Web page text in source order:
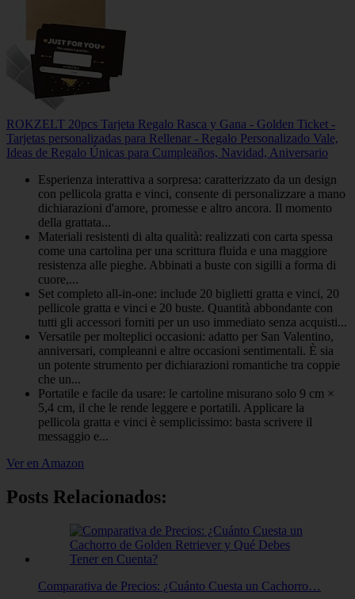
ROKZELT 20pcs Tarjeta Regalo Rasca y Gana - Golden Ticket -
Tarjetas personalizadas para Rellenar - Regalo Personalizado Vale,
Ideas de Regalo Únicas para Cumpleaños, Navidad, Aniversario
Esperienza interattiva a sorpresa: caratterizzato da un design
con pellicola gratta e vinci, consente di personalizzare a mano
dichiarazioni d'amore, promesse e altro ancora. Il momento
della grattata...
Materiali resistenti di alta qualità: realizzati con carta spessa
come una cartolina per una scrittura fluida e una maggiore
resistenza alle pieghe. Abbinati a buste con sigilli a forma di
cuore,...
Set completo all-in-one: include 20 biglietti gratta e vinci, 20
pellicole gratta e vinci e 20 buste. Quantità abbondante con
tutti gli accessori forniti per un uso immediato senza acquisti...
Versatile per molteplici occasioni: adatto per San Valentino,
anniversari, compleanni e altre occasioni sentimentali. È sia
un potente strumento per dichiarazioni romantiche tra coppie
che un...
Portatile e facile da usare: le cartoline misurano solo 9 cm ×
5,4 cm, il che le rende leggere e portatili. Applicare la
pellicola gratta e vinci è semplicissimo: basta scrivere il
messaggio e...
Ver en Amazon
Posts Relacionados:
Comparativa de Precios: ¿Cuánto Cuesta un Cachorro…